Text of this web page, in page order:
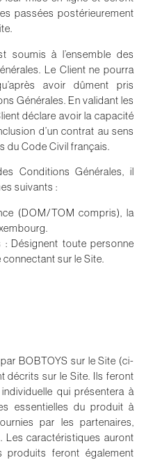
passées postérieurement
soumis à l’ensemble des
Le Client ne pourra
avoir dûment pris
Générales. En validant les
déclare avoir la capacité
d’un contrat au sens
du Code Civil français.
Conditions Générales, il
suivants :
(DOM/TOM compris), la
: Désignent toute personne
sur le Site.
BOBTOYS sur le Site (ci-
décrits sur le Site. Ils feront
qui présentera à
essentielles du produit à
par les partenaires,
Les caractéristiques auront
produits feront également